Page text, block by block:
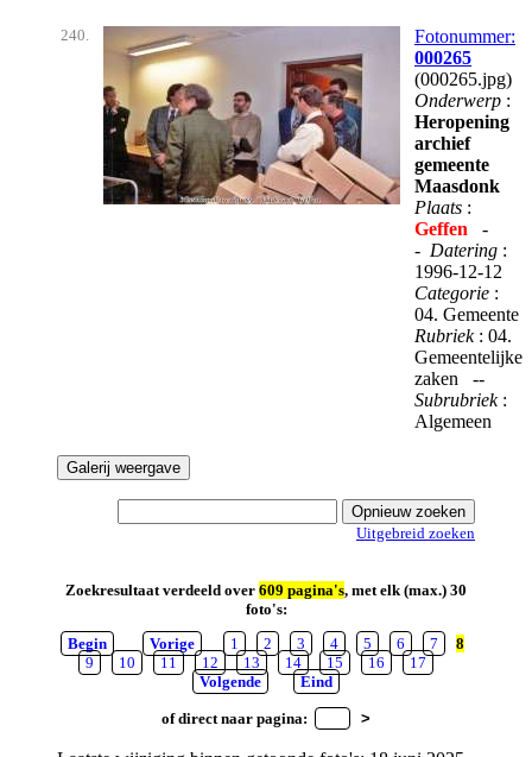
240.
Fotonummer:
000265
(000265.jpg)
Onderwerp :
Heropening
archief
gemeente
Maasdonk
Plaats :
Geffen -
- Datering :
1996-12-12
Categorie :
04. Gemeente
Rubriek : 04.
Gemeentelijke
zaken --
Subrubriek :
Algemeen
Uitgebreid zoeken
Zoekresultaat verdeeld over 609 pagina's, met elk (max.) 30
foto's:
Begin
Vorige 1 2 3 4 5 6 7
8
9
10 11 12 13 14 15 16
17
Volgende
Eind
of direct naar pagina: